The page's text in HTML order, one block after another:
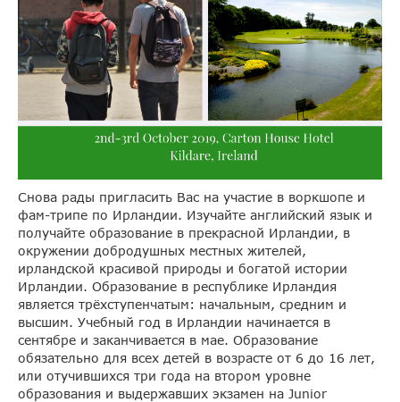
Снова рады пригласить Вас на участие в воркшопе и
фам-трипе по Ирландии. Изучайте английский язык и
получайте образование в прекрасной Ирландии, в
окружении добродушных местных жителей,
ирландской красивой природы и богатой истории
Ирландии. Образование в республике Ирландия
является трёхступенчатым: начальным, средним и
высшим. Учебный год в Ирландии начинается в
сентябре и заканчивается в мае. Образование
обязательно для всех детей в возрасте от 6 до 16 лет,
или отучившихся три года на втором уровне
образования и выдержавших экзамен на Junior